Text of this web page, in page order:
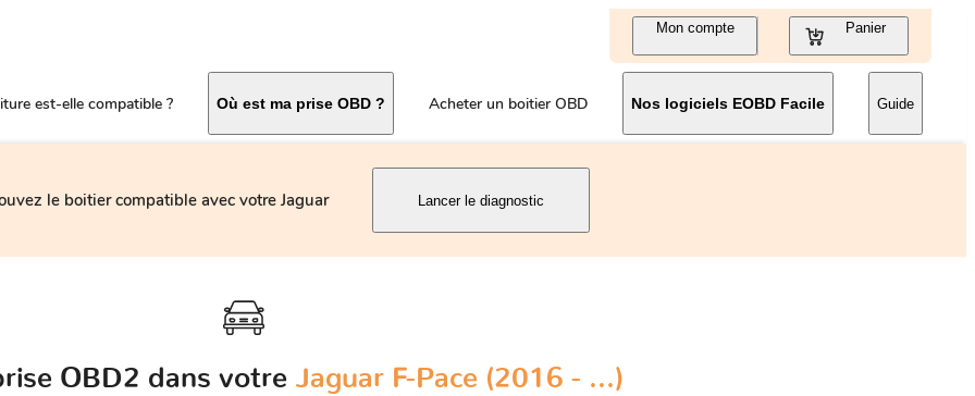
Mon compte Panier
est-elle compatible ? Où est ma prise OBD ? Acheter un boitier OBD Nos logiciels EOBD Facile Guide
le boitier compatible avec votre Jaguar Lancer le diagnostic
OBD2 dans votre Jaguar F-Pace (2016 - ...)